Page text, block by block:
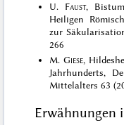
U. Faust,
Heiligen
zur
266
M.Giese,
Jahrhunderts,
Mittelalters 63
Erwähnungen